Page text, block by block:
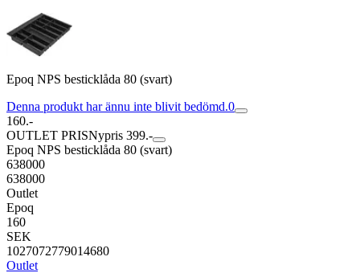
Epoq NPS besticklåda 80 (svart)
Denna produkt har ännu inte blivit bedömd.0
160.-
OUTLET PRISNypris 399.-
Epoq NPS besticklåda 80 (svart)
638000
638000
Outlet
Epoq
160
SEK
1027072779014680
Outlet